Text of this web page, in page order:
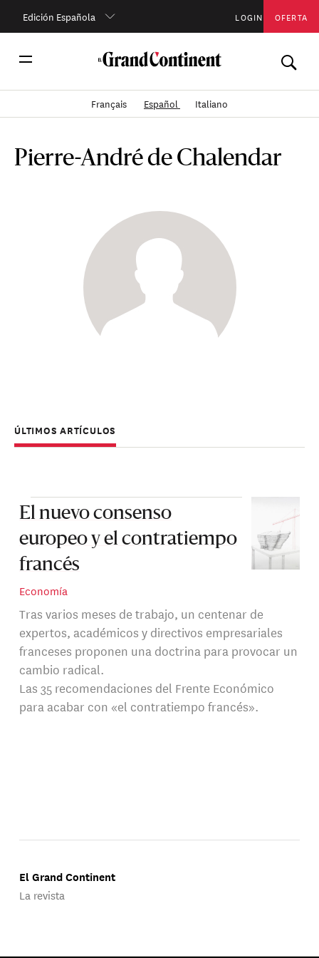
Edición Española LOGIN OFERTA
Français Español Italiano
Pierre-André de Chalendar
ÚLTIMOS ARTÍCULOS
El nuevo consenso
europeo y el contratiempo
francés
Economía
Tras varios meses de trabajo, un centenar de
expertos, académicos y directivos empresariales
franceses proponen una doctrina para provocar un
cambio radical.
Las 35 recomendaciones del Frente Económico
para acabar con «el contratiempo francés».
El Grand Continent
La revista